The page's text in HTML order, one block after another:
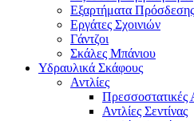
Εξαρτήματα Πρόσδεσης
Εργάτες Σχοινιών
Γάντζοι
Σκάλες Μπάνιου
Υδραυλικά Σκάφους
Αντλίες
Πρεσσοστατικές
Αντλίες Σεντίνας